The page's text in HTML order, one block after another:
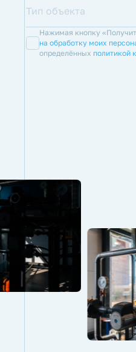
Нажимая кнопку
на обработку моих
определённых политикой